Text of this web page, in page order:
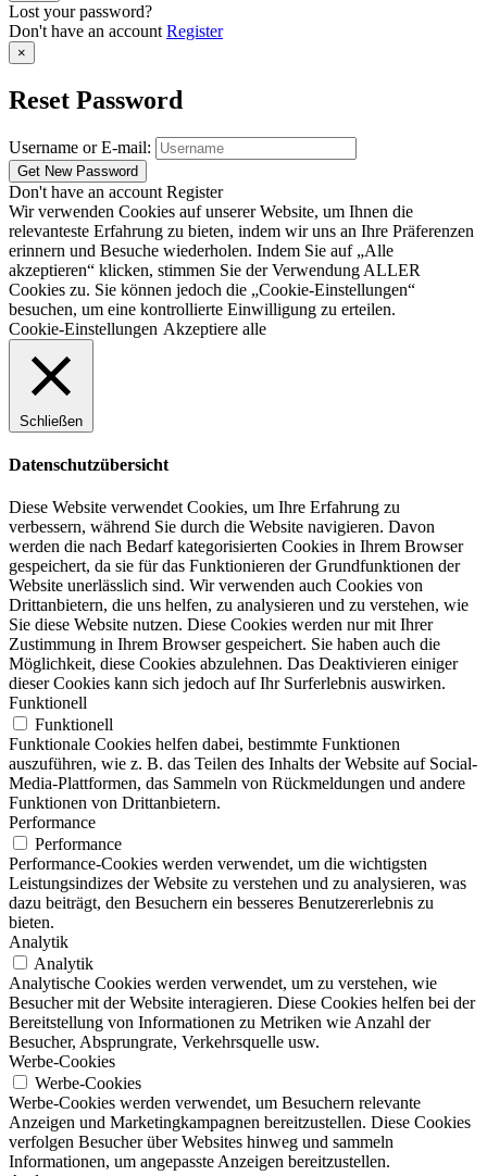
Lost your password?
Don't have an account Register
×
Reset Password
Username or E-mail:
Don't have an account Register
Wir verwenden Cookies auf unserer Website, um Ihnen die
relevanteste Erfahrung zu bieten, indem wir uns an Ihre Präferenzen
erinnern und Besuche wiederholen. Indem Sie auf „Alle
akzeptieren“ klicken, stimmen Sie der Verwendung ALLER
Cookies zu. Sie können jedoch die „Cookie-Einstellungen“
besuchen, um eine kontrollierte Einwilligung zu erteilen.
Cookie-Einstellungen Akzeptiere alle
Schließen
Datenschutzübersicht
Diese Website verwendet Cookies, um Ihre Erfahrung zu
verbessern, während Sie durch die Website navigieren. Davon
werden die nach Bedarf kategorisierten Cookies in Ihrem Browser
gespeichert, da sie für das Funktionieren der Grundfunktionen der
Website unerlässlich sind. Wir verwenden auch Cookies von
Drittanbietern, die uns helfen, zu analysieren und zu verstehen, wie
Sie diese Website nutzen. Diese Cookies werden nur mit Ihrer
Zustimmung in Ihrem Browser gespeichert. Sie haben auch die
Möglichkeit, diese Cookies abzulehnen. Das Deaktivieren einiger
dieser Cookies kann sich jedoch auf Ihr Surferlebnis auswirken.
Funktionell
Funktionell
Funktionale Cookies helfen dabei, bestimmte Funktionen
auszuführen, wie z. B. das Teilen des Inhalts der Website auf Social-
Media-Plattformen, das Sammeln von Rückmeldungen und andere
Funktionen von Drittanbietern.
Performance
Performance
Performance-Cookies werden verwendet, um die wichtigsten
Leistungsindizes der Website zu verstehen und zu analysieren, was
dazu beiträgt, den Besuchern ein besseres Benutzererlebnis zu
bieten.
Analytik
Analytik
Analytische Cookies werden verwendet, um zu verstehen, wie
Besucher mit der Website interagieren. Diese Cookies helfen bei der
Bereitstellung von Informationen zu Metriken wie Anzahl der
Besucher, Absprungrate, Verkehrsquelle usw.
Werbe-Cookies
Werbe-Cookies
Werbe-Cookies werden verwendet, um Besuchern relevante
Anzeigen und Marketingkampagnen bereitzustellen. Diese Cookies
verfolgen Besucher über Websites hinweg und sammeln
Informationen, um angepasste Anzeigen bereitzustellen.